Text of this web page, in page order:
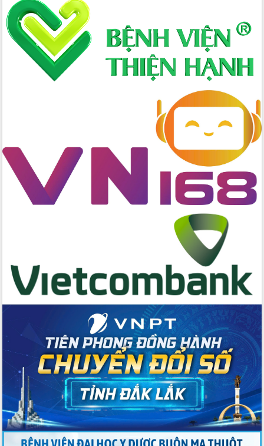
Công bố quyết định của Ban Thường
vụ Tỉnh ủy về công tác cán bộ.
Thủ tướng Phạm Minh Chính: Khẩn
trương tái thiết cuộc sống người dân
sau thiên tai
Tập trung nâng cao chất lượng, tổ
chức sản xuất sầu riêng theo hướng
Triết dự Ngày hội đại đoàn kết tại
Buôn Đăk Tuôr, xã Cư Pui
Khởi công xây dựng Trường Phổ thông
nội trú liên cấp tiểu học và THCS xã Ia
phòng, chống bão số 13 tại các địa
bàn xung yếu
Tập trung đẩy nhanh giải ngân nguồn
Xã Ea H'leo giữ vững và nâng cao chất
lượng các tiêu chí nông thôn mới
Công bố quyết định của Ban Thường
vụ Tỉnh ủy về công tác cán bộ
Nâng cao trách nhiệm người đứng
đầu, phát huy tinh thần chủ động,
sáng tạo để đảm bảo tiến độ giải ngân
vốn đầu tư công năm 2025
Sở Công Thương đột phá số hóa 100%
thủ tục trực tuyến lấy sự hài lòng của